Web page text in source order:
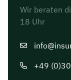
Wir beraten
18 Uhr
+49